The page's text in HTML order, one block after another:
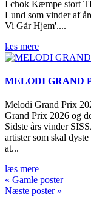
I chok Kæmpe stort
Lund som vinder af
Vi Går Hjem'....
læs mere
MELODI GRAND
Melodi Grand Prix
Grand Prix 2026 og
Sidste års vinder
artister som skal
at...
læs mere
« Gamle poster
Næste poster »